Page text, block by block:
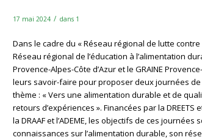
17 mai 2024 / dans 1
Dans le cadre du « Réseau régional de lutte
Réseau régional de l’éducation à l’alimentation
Provence-Alpes-Côte d’Azur et le GRAINE
leurs savoir-faire pour proposer deux journées
thème : « Vers une alimentation durable et de
retours d’expériences ». Financées par la
la DRAAF et l’ADEME, les objectifs de ces journées
connaissances sur l’alimentation durable, son